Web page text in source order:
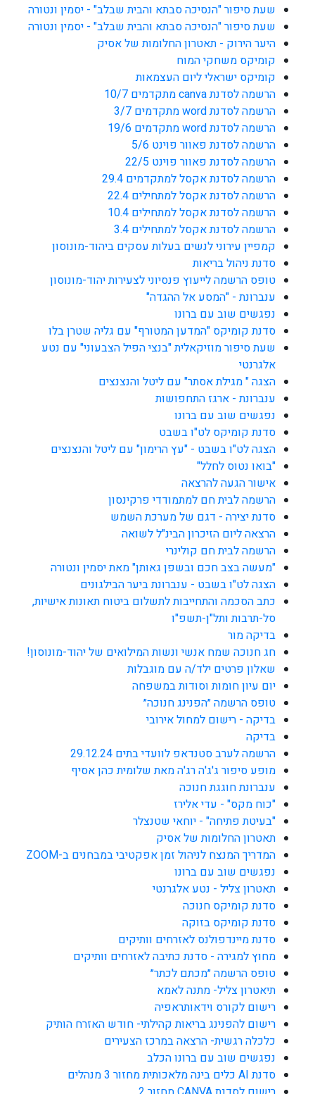
שעת סיפור "הנסיכה סבתא והבית שבלב" - יסמין ונטורה
שעת סיפור "הנסיכה סבתא והבית שבלב" - יסמין ונטורה
היער הירוק - תאטרון החלומות של אסיק
קומיקס משחקי המוח
קומיקס ישראלי ליום העצמאות
הרשמה לסדנת canva מתקדמים 10/7
הרשמה לסדנת word מתקדמים 3/7
הרשמה לסדנת word מתקדמים 19/6
הרשמה לסדנת פאוור פוינט 5/6
הרשמה לסדנת פאוור פוינט 22/5
הרשמה לסדנת אקסל למתקדמים 29.4
הרשמה לסדנת אקסל למתחילים 22.4
הרשמה לסדנת אקסל למתחילים 10.4
הרשמה לסדנת אקסל למתחילים 3.4
קמפיין עירוני לנשים בעלות עסקים ביהוד-מונוסון
סדנת ניהול בריאות
טופס הרשמה לייעוץ פנסיוני לצעירות יהוד-מונוסון
ענברונת - "המסע אל ההגדה"
נפגשים שוב עם ברונו
סדנת קומיקס "המדען המטורף" עם גליה שטרן בלו
שעת סיפור מוזיקאלית "בנצי הפיל הצבעוני" עם נטע
אלגרנטי
הצגה " מגילת אסתר" עם ליטל והנצנצים
ענברונת - ארגז התחפושות
נפגשים שוב עם ברונו
סדנת קומיקס לט"ו בשבט
הצגה לט"ו בשבט - "עץ הרימון" עם ליטל והנצנצים
"בואו נטוס לחלל"
אישור הגעה להרצאה
הרשמה לבית חם למתמודדי פרקינסון
סדנת יצירה - דגם של מערכת השמש
הרצאה ליום הזיכרון הבינ"ל לשואה
הרשמה לבית חם קולינרי
"מעשה בצב חכם ובשפן גאותן" מאת יסמין ונטורה
הצגה לט"ו בשבט - ענברונת ביער הבילגונים
כתב הסכמה והתחייבות לתשלום ביטוח תאונות אישיות,
סל-תרבות ותל"ן-תשפ"ו
בדיקה מור
חג חנוכה שמח אנשי ונשות המילואים של יהוד-מונוסון!
שאלון פרטים ילד/ה עם מוגבלות
יום עיון חומות וסודות במשפחה
טופס הרשמה ״הפנינג חנוכה״
בדיקה - רישום למחול אירובי
בדיקה
הרשמה לערב סטנדאפ לוועדי בתים 29.12.24
מופע סיפור ג'ג'ה רג'ה מאת שלומית כהן אסיף
ענברונת חוגגת חנוכה
"כוח מקס" - עדי אלירז
"בעיטת פתיחה" - יוחאי שטנצלר
תאטרון החלומות של אסיק
המדריך המנצח לניהול זמן אפקטיבי במבחנים ב-ZOOM
נפגשים שוב עם ברונו
תאטרון צליל - נטע אלגרנטי
סדנת קומיקס חנוכה
סדנת קומיקס בזוקה
סדנת מיינדפולנס לאזרחים וותיקים
מחוץ למגירה - סדנת כתיבה לאזרחים וותיקים
טופס הרשמה ״מכתם לכתר״
תיאטרון צליל- מתנה לאמא
רישום לקורס וידאותראפיה
רישום להפנינג בריאות קהילתי- חודש האזרח הותיק
כלכלה רגשית- הרצאה במרכז הצעירים
נפגשים שוב עם ברונו הכלב
סדנת AI כלים בינה מלאכותית מחזור 3 מנהלים